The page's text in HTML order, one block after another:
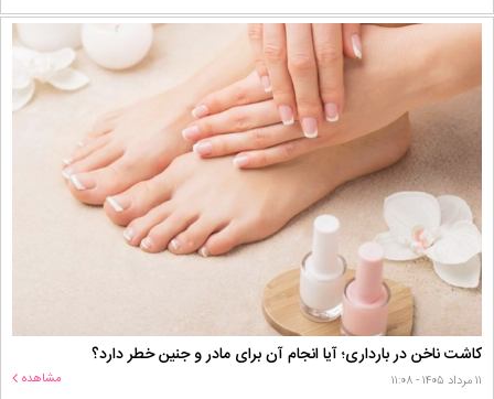
کاشت ناخن در بارداری؛ آیا انجام آن برای مادر و جنین خطر دارد؟
۱۱ مرداد ۱۴۰۵ - ۱۱:۰۸ مشاهده